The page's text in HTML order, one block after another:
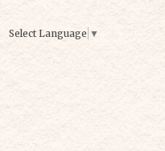
Select Language ▼